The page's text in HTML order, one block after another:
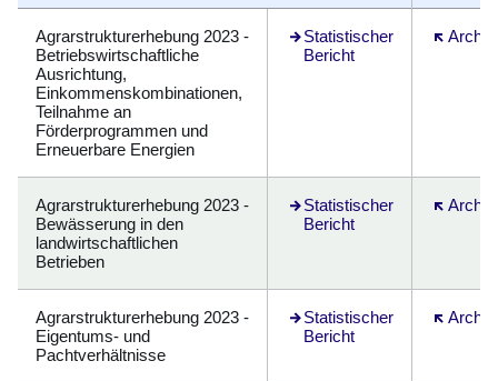
Agrarstrukturerhebung 2023 -
Betriebswirtschaftliche
Ausrichtung,
Einkommenskombinationen,
Teilnahme an
Förderprogrammen und
Erneuerbare Energien
Statistischer
Bericht
Öffnet sich in einem neuen
Archiv
Öffnet
Agrarstrukturerhebung 2023 -
Bewässerung in den
landwirtschaftlichen
Betrieben
Statistischer
Bericht
Öffnet sich in einem neuen
Archiv
Öffnet
Agrarstrukturerhebung 2023 -
Eigentums- und
Pachtverhältnisse
Statistischer
Bericht
Archiv
Öffnet